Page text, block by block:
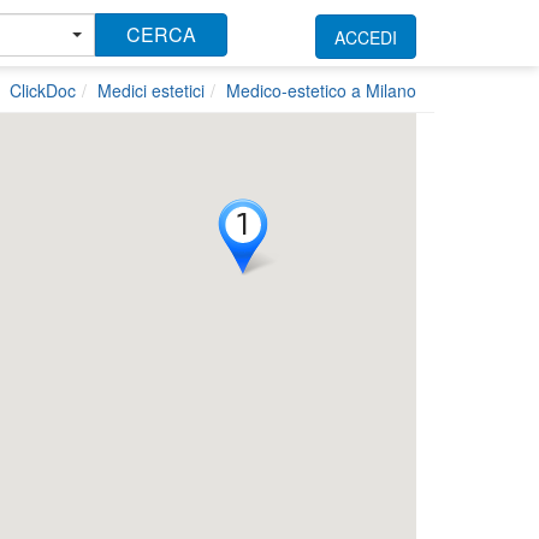
CERCA ACCEDI
ClickDoc Medici estetici Medico-estetico a Milano
1
1